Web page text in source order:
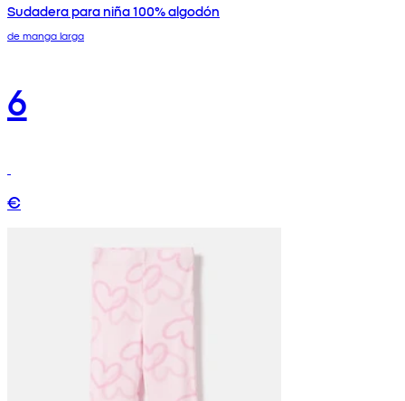
Sudadera para niña 100% algodón
de manga larga
6
€